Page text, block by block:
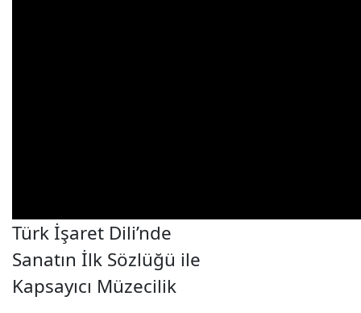
Türk İşaret Dili’nde
Sanatın İlk Sözlüğü ile
Kapsayıcı Müzecilik